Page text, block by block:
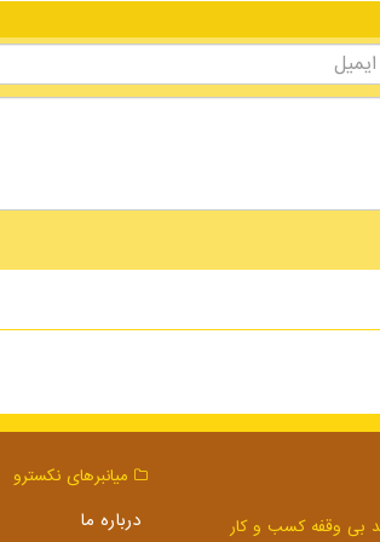
میانبرهای نكسترو
درباره ما